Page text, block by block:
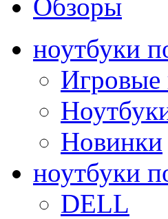
Обзоры
ноутбуки
Игровые
Новинки
ноутбуки
DELL